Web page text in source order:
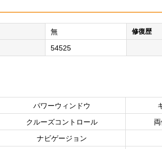
無 修復歴
54525
パワーウィンドウ
クルーズコントロール
ナビゲージョン